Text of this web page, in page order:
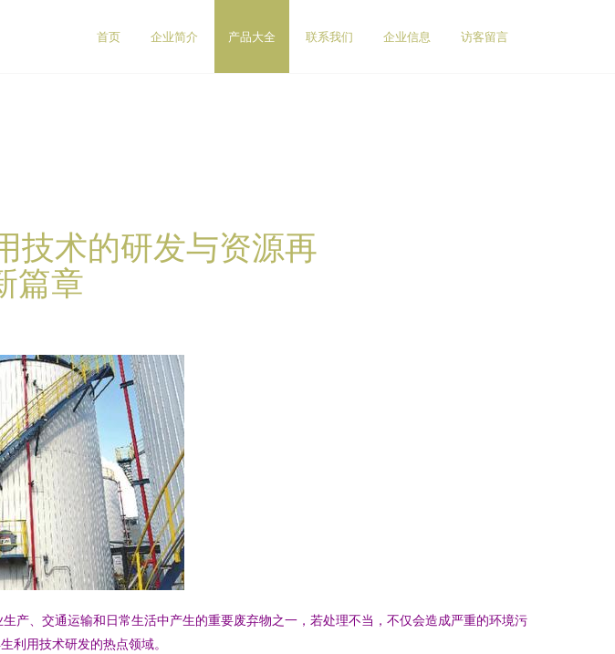
首页 企业简介 产品大全 联系我们 企业信息 访客留言
技术的研发与资源再
篇章
产、交通运输和日常生活中产生的重要废弃物之一，若处理不当，不仅会造成严重的环境污
利用技术研发的热点领域。